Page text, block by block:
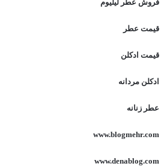
فروش عطر لیلیوم
قیمت عطر
قیمت ادکلن
ادکلن مردانه
عطر زنانه
www.blogmehr.com
www.denablog.com